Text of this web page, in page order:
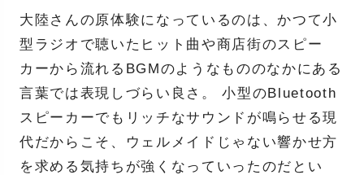
大陸さんの原体験になっているのは、かつて小
型ラジオで聴いたヒット曲や商店街のスピー
カーから流れるBGMのようなもののなかにある
言葉では表現しづらい良さ。 小型のBluetooth
スピーカーでもリッチなサウンドが鳴らせる現
代だからこそ、ウェルメイドじゃない響かせ方
を求める気持ちが強くなっていったのだとい